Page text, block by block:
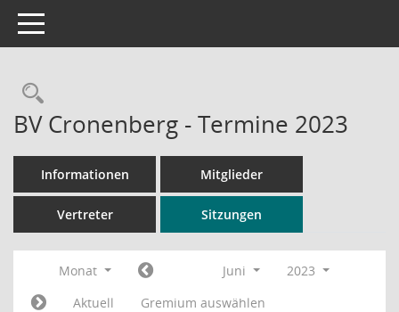
Toggle navigation
Rechercheauswahl
BV Cronenberg - Termine 2023
Informationen Mitglieder
Vertreter Sitzungen
Monat Juni
2023
Aktuell
Gremium auswählen